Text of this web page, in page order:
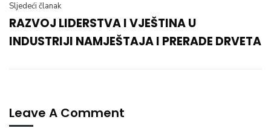
Sljedeći članak
RAZVOJ LIDERSTVA I VJEŠTINA U
INDUSTRIJI NAMJEŠTAJA I PRERADE DRVETA
Leave A Comment